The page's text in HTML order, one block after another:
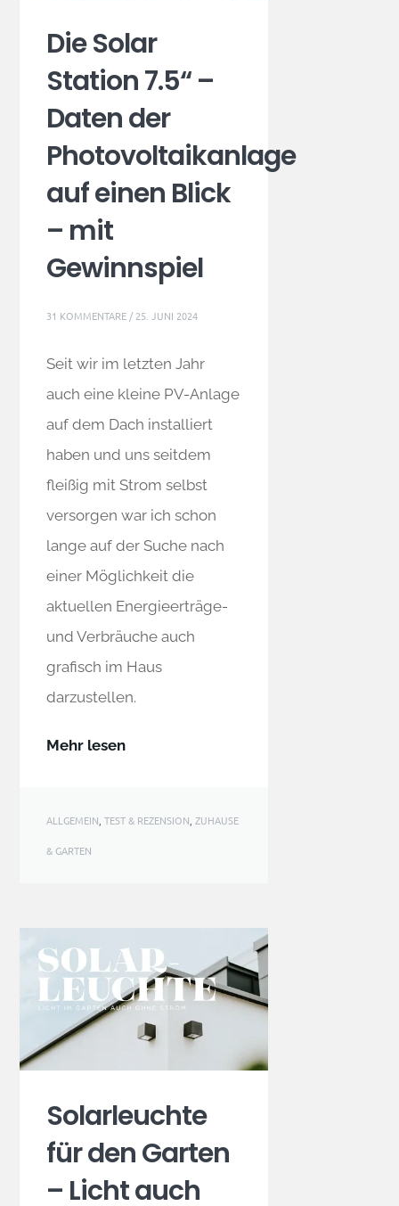
Die Solar
Station 7.5“ –
Daten der
Photovoltaikanlage
auf einen Blick
– mit
Gewinnspiel
31 KOMMENTARE /25. JUNI 2024
Seit wir im letzten Jahr
auch eine kleine PV-Anlage
auf dem Dach installiert
haben und uns seitdem
fleißig mit Strom selbst
versorgen war ich schon
lange auf der Suche nach
einer Möglichkeit die
aktuellen Energieerträge-
und Verbräuche auch
grafisch im Haus
darzustellen.
Mehr lesen
ALLGEMEIN ,TEST & REZENSION ,ZUHAUSE
& GARTEN
Solarleuchte
für den Garten
– Licht auch